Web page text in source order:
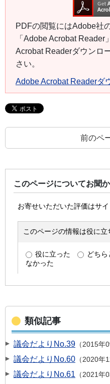
PDFの閲覧にはAdobe社
「Adobe Acrobat
Acrobat Readerダウンロ
さい。
Adobe Acrobat Readerダ
前のペ
このページについてお聞
類似記事
議会だよりNo.39 2015年
議会だよりNo.60 2020年
議会だよりNo.61 2021年